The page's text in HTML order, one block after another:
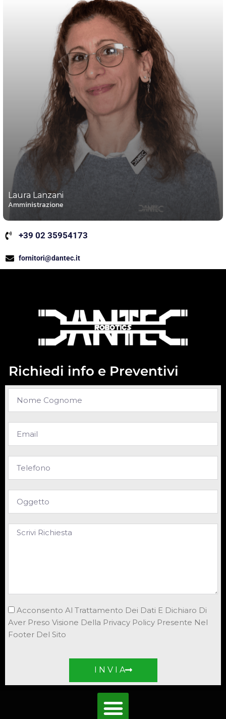
Laura Lanzani
Amministrazione
+39 02 35954173
fornitori@dantec.it
Richiedi info e Preventivi
Acconsento Al Trattamento Dei Dati E Dichiaro Di
Aver Preso Visione Della Privacy Policy Presente Nel
Footer Del Sito
I N V I A